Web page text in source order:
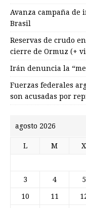
Avanza campaña
Brasil
Reservas de crudo
cierre de Ormuz (+
Irán denuncia la
Fuerzas federales
son acusadas por
agosto 2026
L M X
3 4 5
10 11